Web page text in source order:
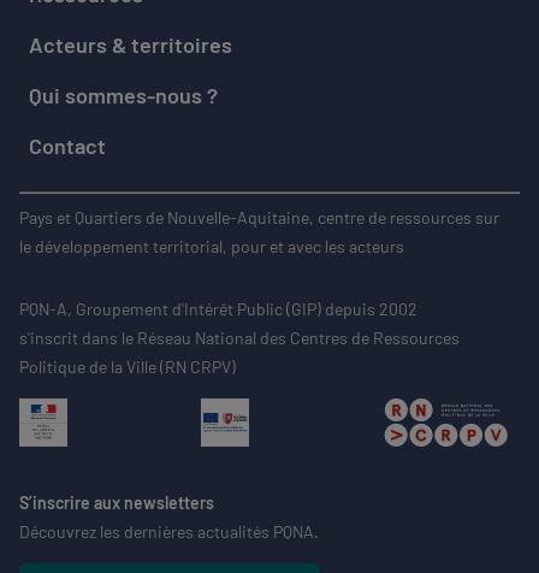
Acteurs & territoires
Qui sommes-nous ?
Contact
Pays et Quartiers de Nouvelle-Aquitaine, centre de ressources sur
le développement territorial, pour et avec les acteurs
PQN-A, Groupement d'Intérêt Public (GIP) depuis 2002
s'inscrit dans le Réseau National des Centres de Ressources
Politique de la Ville (RN CRPV)
S’inscrire aux newsletters
Découvrez les dernières actualités PQNA.